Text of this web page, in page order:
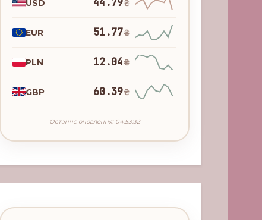
USD ₴
EUR 51.77₴
PLN 12.04₴
GBP 60.39₴
Останнє оновлення: 04:53:32